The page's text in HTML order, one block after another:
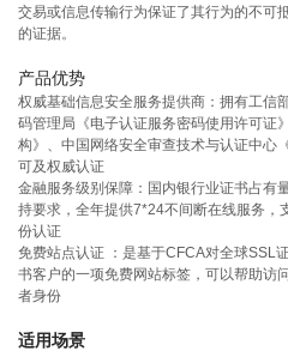
交易或信息传输行为保证了其行为的不可
的证据。
产品优势
权威基础信息安全服务提供商：拥有工信
码管理局《电子认证服务密码使用许可证
构》、中国网络安全审查技术与认证中心
可及权威认证
金融服务级别保障：国内银行业证书占有
持要求，全年提供7*24不间断在线服务，
份认证
免费站点认证 ：是基于CFCA对全球SSL
书客户的一项免费网站标签，可以帮助访
者身份
适用场景